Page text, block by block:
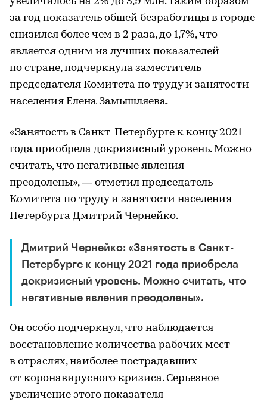
за год показатель общей безработицы в городе
снизился более чем в 2 раза, до 1,7%, что
является одним из лучших показателей
по стране, подчеркнула заместитель
председателя Комитета по труду и занятости
населения Елена Замышляева.
«Занятость в Санкт-Петербурге к концу 2021
года приобрела докризисный уровень. Можно
считать, что негативные явления
преодолены», — отметил председатель
Комитета по труду и занятости населения
Петербурга Дмитрий Чернейко.
Дмитрий Чернейко: «Занятость в Санкт-
Петербурге к концу 2021 года приобрела
докризисный уровень. Можно считать, что
негативные явления преодолены».
Он особо подчеркнул, что наблюдается
восстановление количества рабочих мест
в отраслях, наиболее пострадавших
от коронавирусного кризиса. Серьезное
увеличение этого показателя